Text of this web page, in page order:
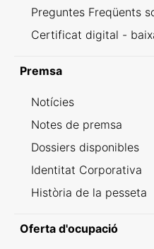
Preguntes Freqüents
Certificat digital -
Premsa
Notícies
Notes de premsa
Dossiers disponibles
Identitat Corporativa
Història de la pesseta
Oferta d'ocupació